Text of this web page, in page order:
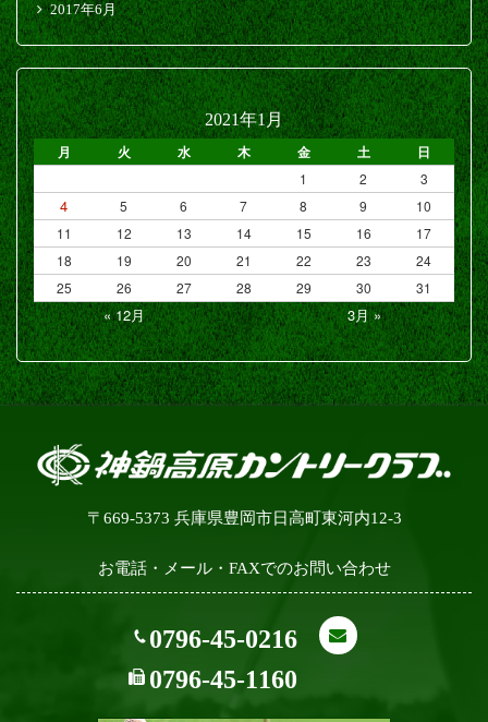
2017年6月
2021年1月
月 火 水 木 金 土 日
« 12月 3月 »
1 2 3
4 5 6 7 8 9
10
11
12 13 14 15 16
17
18
19 20 21 22 23
24
25
26 27 28 29 30 31
〒669-5373 兵庫県豊岡市日高町東河内12-3
お電話・メール・FAXでのお問い合わせ
0796-45-0216
0796-45-1160